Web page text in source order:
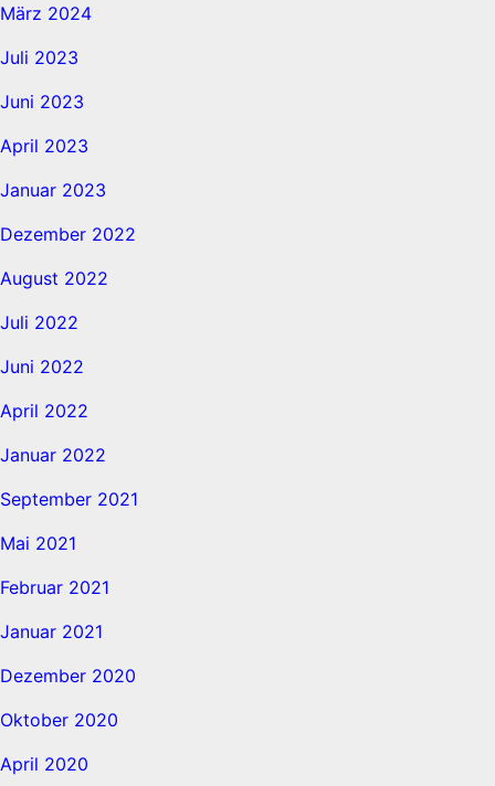
März 2024
Juli 2023
Juni 2023
April 2023
Januar 2023
Dezember 2022
August 2022
Juli 2022
Juni 2022
April 2022
Januar 2022
September 2021
Mai 2021
Februar 2021
Januar 2021
Dezember 2020
Oktober 2020
April 2020